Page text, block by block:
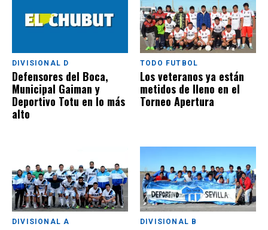
DIVISIONAL D
Defensores del Boca,
Municipal Gaiman y
Deportivo Totu en lo más
alto
TODO FUTBOL
Los veteranos ya están
metidos de lleno en el
Torneo Apertura
DIVISIONAL A DIVISIONAL B